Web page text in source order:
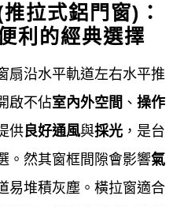
表單與廠商聯繫，說
算，進行初步了解。
精確丈量，確認開口
拉式鋁門窗)：
利的經典選擇
扇沿水平軌道左右水平推
啟不佔室內外空間 、 操作
供良好通風與採光 ，是台
。然其窗框間隙會影響氣
易堆積灰塵。橫拉窗適合